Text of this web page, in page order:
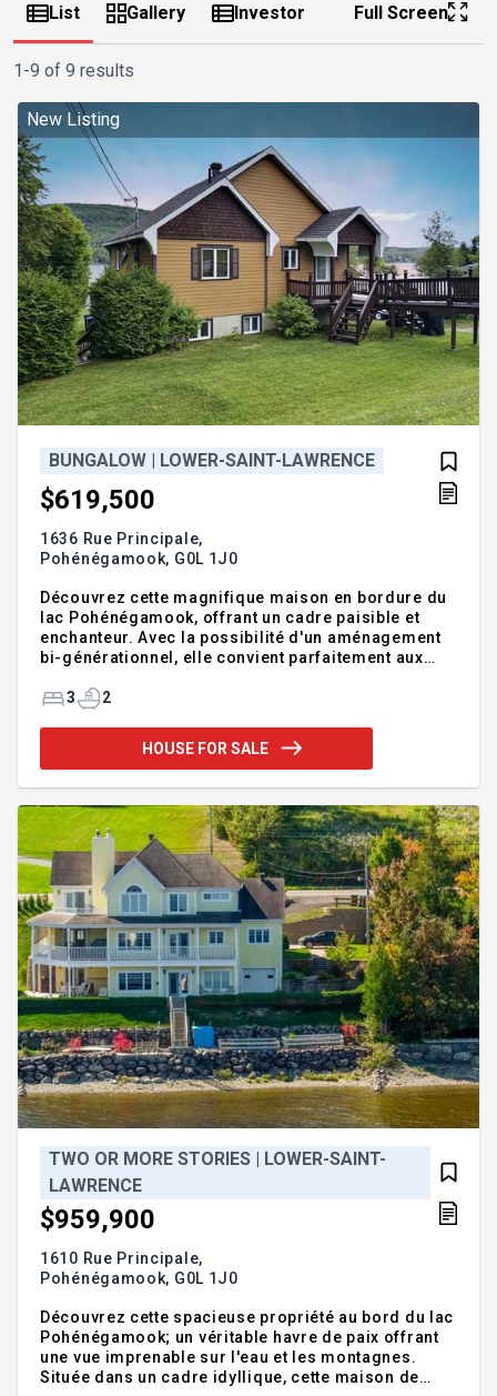
List Gallery Investor Full Screen
1-9 of 9 results
New Listing
BUNGALOW | LOWER-SAINT-LAWRENCE
$619,500
1636 Rue Principale,
Pohénégamook, G0L 1J0
Découvrez cette magnifique maison en bordure du
lac Pohénégamook, offrant un cadre paisible et
enchanteur. Avec la possibilité d'un aménagement
bi-générationnel, elle convient parfaitement aux
préservant leur intimité. Un lieu idéal pour profiter
exceptionnelle. Profitez d'une magnifique cour
arrière avec accès direct au lac, idéale pour la
les meubles du 3 1/2 plus électros, coutellerie,
chaudrons, v
3 2
HOUSE FOR SALE
TWO OR MORE STORIES | LOWER-SAINT-
LAWRENCE
$959,900
1610 Rue Principale,
Pohénégamook, G0L 1J0
Découvrez cette spacieuse propriété au bord du lac
Pohénégamook; un véritable havre de paix offrant
une vue imprenable sur l'eau et les montagnes.
Située dans un cadre idyllique, cette maison de